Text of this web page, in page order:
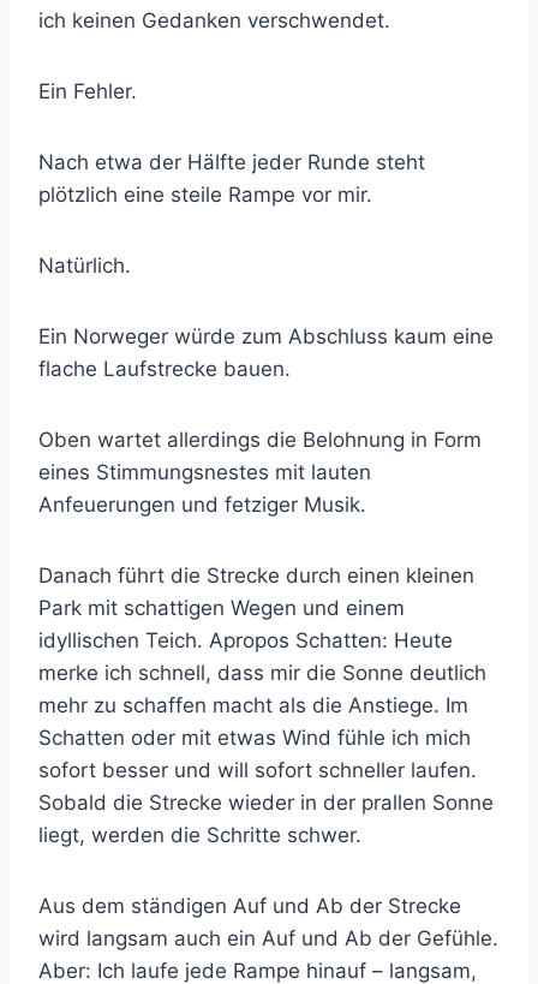
ich keinen Gedanken verschwendet.
Ein Fehler.
Nach etwa der Hälfte jeder Runde steht
plötzlich eine steile Rampe vor mir.
Natürlich.
Ein Norweger würde zum Abschluss kaum eine
flache Laufstrecke bauen.
Oben wartet allerdings die Belohnung in Form
eines Stimmungsnestes mit lauten
Anfeuerungen und fetziger Musik.
Danach führt die Strecke durch einen kleinen
Park mit schattigen Wegen und einem
idyllischen Teich. Apropos Schatten: Heute
merke ich schnell, dass mir die Sonne deutlich
mehr zu schaffen macht als die Anstiege. Im
Schatten oder mit etwas Wind fühle ich mich
sofort besser und will sofort schneller laufen.
Sobald die Strecke wieder in der prallen Sonne
liegt, werden die Schritte schwer.
Aus dem ständigen Auf und Ab der Strecke
wird langsam auch ein Auf und Ab der Gefühle.
Aber: Ich laufe jede Rampe hinauf – langsam,